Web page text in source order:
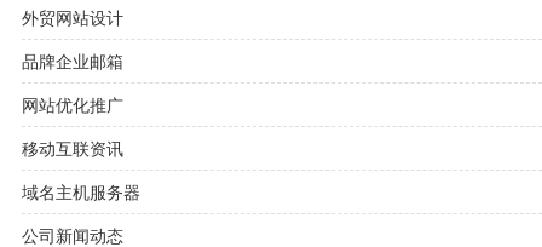
外贸网站设计
品牌企业邮箱
网站优化推广
移动互联资讯
域名主机服务器
公司新闻动态